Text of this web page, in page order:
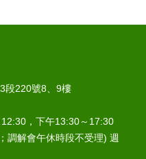
段220號8、9樓
，下午13:30～17:30
調解會午休時段不受理) 週